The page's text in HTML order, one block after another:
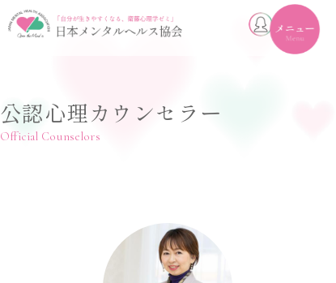
toggle
navigation
公認心理カウンセラー
Official Counselors